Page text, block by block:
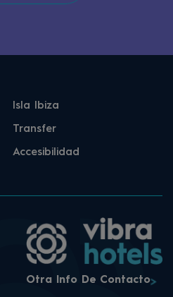
Isla Ibiza
Transfer
Accesibilidad
Otra Info De Contacto